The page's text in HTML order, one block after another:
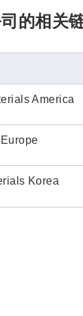
的相关
America
Korea